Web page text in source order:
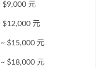
$9,000 元
$12,000 元
$15,000 元
$18,000 元